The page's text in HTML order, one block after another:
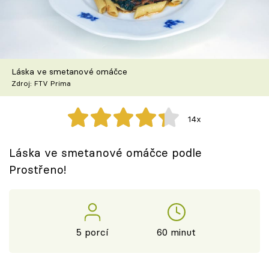
TV Program
Škola vaření
Recepty z TV
Speciál: Cuketa
Těhotnej kuchař
Sledujte prima+
Láska ve smetanové omáčce
Zdroj: FTV Prima
14x
Láska ve smetanové omáčce podle
Prostřeno!
5 porcí 60 minut